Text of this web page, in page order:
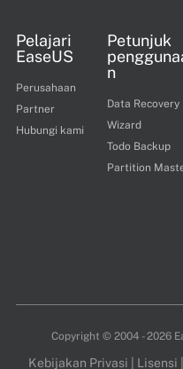
Pelajari
EaseUS
Perusahaan
Partner
Hubungi kami
Petunjuk
n
Data Recovery
Wizard
Todo Backup
Partition
Copyright © 2004 - 2026
Kebijakan Privasi Lisensi